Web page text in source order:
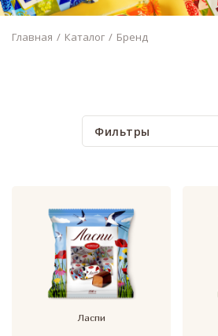
Главная Каталог Бренд
Фильтры
Ласпи